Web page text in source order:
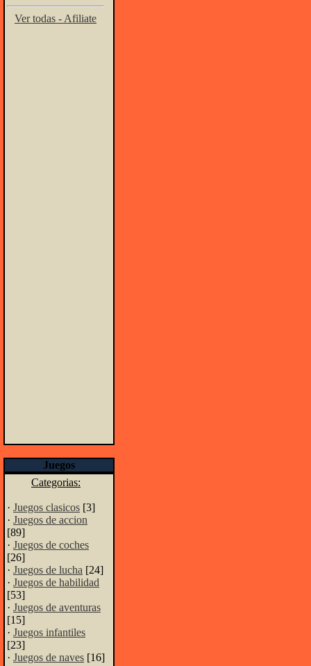
Ver todas - Afiliate
Juegos
Categorias:
· Juegos clasicos [3]
· Juegos de accion
[89]
· Juegos de coches
[26]
· Juegos de lucha [24]
· Juegos de habilidad
[53]
· Juegos de aventuras
[15]
· Juegos infantiles
[23]
· Juegos de naves [16]